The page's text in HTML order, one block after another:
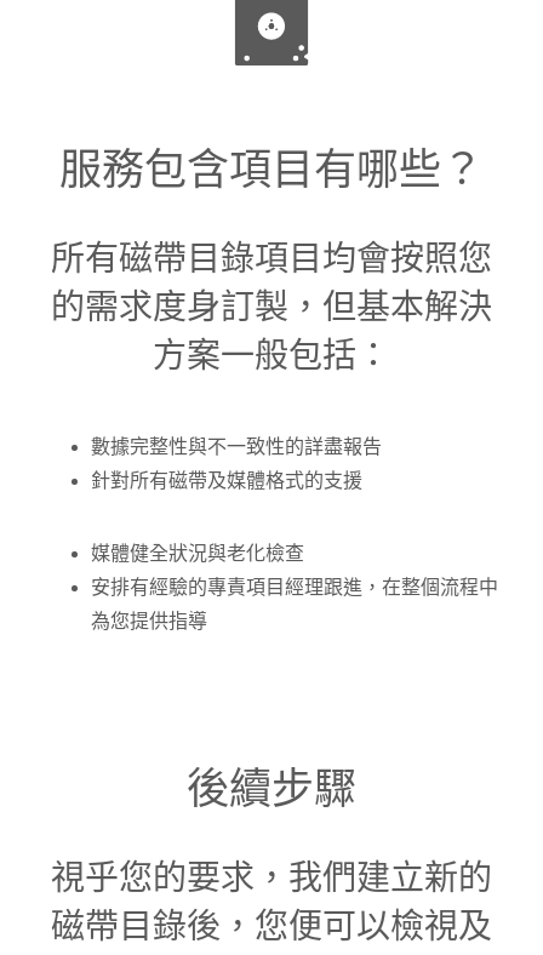
服務包含項目有哪些？
所有磁帶目錄項目均會按照您
的需求度身訂製，但基本解決
方案一般包括：
數據完整性與不一致性的詳盡報告
針對所有磁帶及媒體格式的支援
媒體健全狀況與老化檢查
安排有經驗的專責項目經理跟進，在整個流程中
為您提供指導
後續步驟
視乎您的要求，我們建立新的
磁帶目錄後，您便可以檢視及